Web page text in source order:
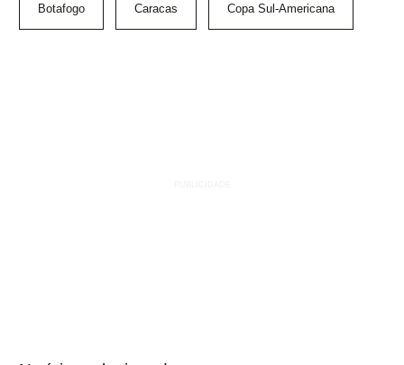
Botafogo Caracas Copa Sul-Americana